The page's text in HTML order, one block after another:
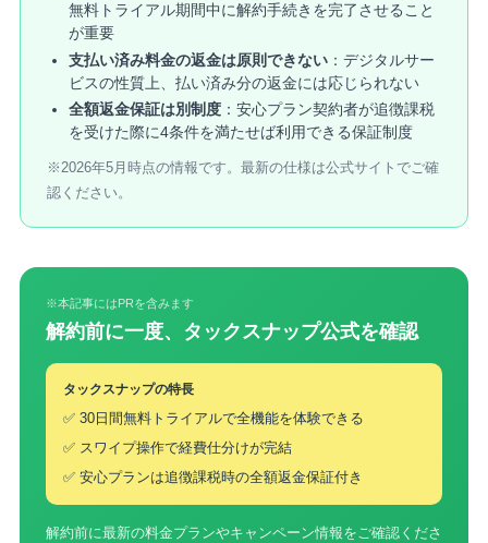
無料トライアル期間中に解約手続きを完了させること
が重要
支払い済み料金の返金は原則できない：デジタルサー
ビスの性質上、払い済み分の返金には応じられない
全額返金保証は別制度：安心プラン契約者が追徴課税
を受けた際に4条件を満たせば利用できる保証制度
※2026年5月時点の情報です。最新の仕様は公式サイトでご確
認ください。
※本記事にはPRを含みます
解約前に一度、タックスナップ公式を確認
タックスナップの特長
✅ 30日間無料トライアルで全機能を体験できる
✅ スワイプ操作で経費仕分けが完結
✅ 安心プランは追徴課税時の全額返金保証付き
解約前に最新の料金プランやキャンペーン情報をご確認くださ